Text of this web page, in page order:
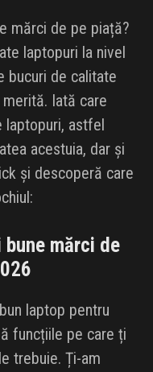
mărci de pe piață?
laptopuri la nivel
bucuri de calitate
Iată care
laptopuri, astfel
acestuia, dar și
și descoperă care
bune mărci de
laptop pentru
funcțiile pe care ți
trebuie. Ți-am